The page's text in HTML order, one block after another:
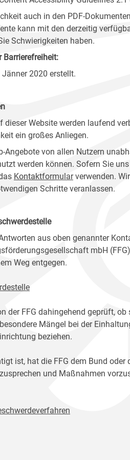
auch in den PDF-
kann mit den derzeitig
Schwierigkeiten haben.
Barrierefreiheit:
2020 erstellt.
dieser Website werden laufend
ein großes Anliegen.
Angebote von allen Nutzern
werden können. Sofern Sie
Kontaktformularverwenden.
Schritte veranlassen.
aus oben genannter
mbH
Weg entgegen.
der FFG dahingehend geprüft,
Mängel bei der
beziehen.
ist, hat die FFG dem Bund
und Maßnahmen